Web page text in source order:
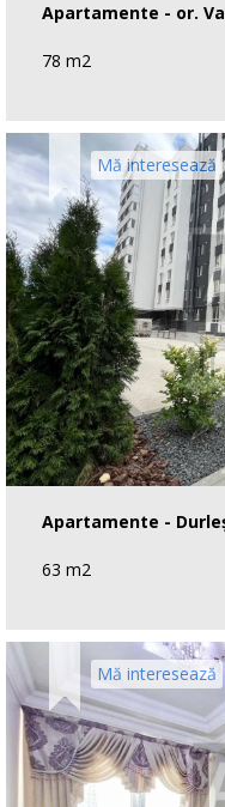
Apartamente - or.
78 m2
Mă interesează
Apartamente -
63 m2
Mă interesează